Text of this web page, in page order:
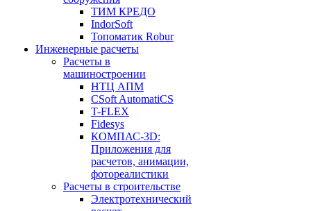
ТИМ КРЕДО
IndorSoft
Топоматик Robur
Инженерные расчеты
Расчеты в
машиностроении
НТЦ АПМ
CSoft AutomatiCS
T-FLEX
Fidesys
КОМПАС-3D:
Приложения для
расчетов, анимации,
фотореалистики
Расчеты в строительстве
Электротехнический